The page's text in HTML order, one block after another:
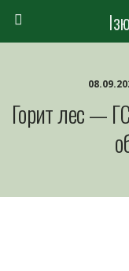
Горит лес —